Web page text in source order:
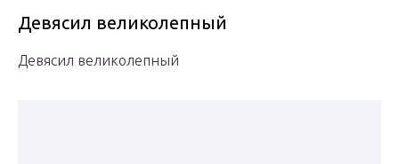
Девясил великолепный
Девясил великолепный